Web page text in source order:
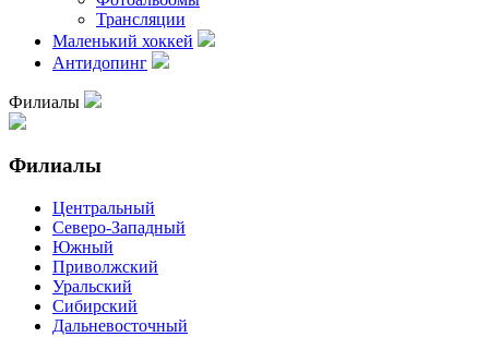
Трансляции
Маленький хоккей
Антидопинг
Филиалы
Филиалы
Центральный
Северо-Западный
Южный
Приволжский
Уральский
Сибирский
Дальневосточный